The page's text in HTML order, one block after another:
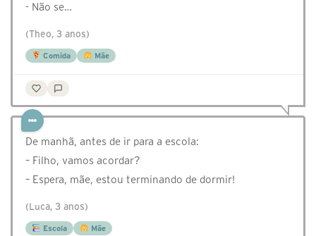
- Não se…
(Theo, 3 anos)
Comida Mãe
De manhã, antes de ir para a escola:
– Filho, vamos acordar?
– Espera, mãe, estou terminando de dormir!
(Luca, 3 anos)
Escola Mãe